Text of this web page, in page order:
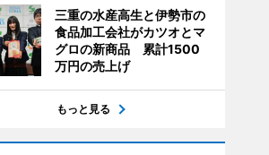
三重の水産高生と伊勢市の
食品加工会社がカツオとマ
グロの新商品 累計1500
万円の売上げ
もっと見る